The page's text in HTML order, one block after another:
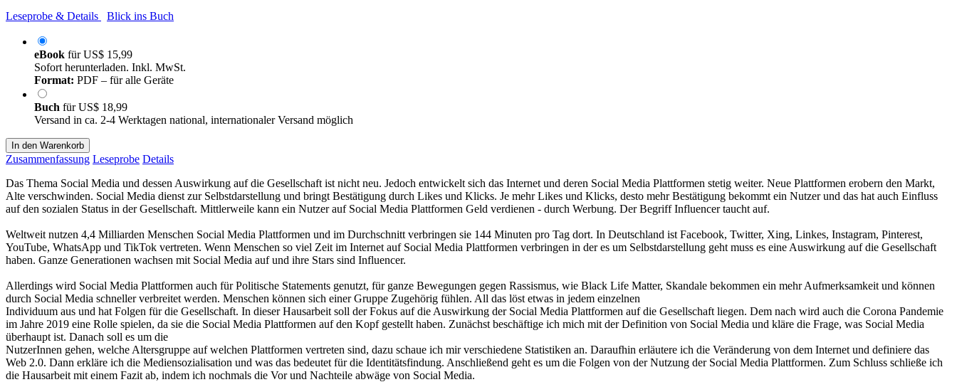
Leseprobe & Details
Blick ins Buch
eBook fürUS$ 15,99
Sofort herunterladen. Inkl. MwSt.
Format: PDF – für alle Geräte
Buch fürUS$ 18,99
Versand in ca. 2-4 Werktagen national, internationaler Versand möglich
In den Warenkorb
Zusammenfassung Leseprobe Details
Das Thema Social Media und dessen Auswirkung auf die Gesellschaft ist nicht neu. Jedoch entwickelt sich das Internet und deren Social Media Plattformen stetig weiter. Neue Plattformen erobern den Markt,
Alte verschwinden. Social Media dienst zur Selbstdarstellung und bringt Bestätigung durch Likes und Klicks. Je mehr Likes und Klicks, desto mehr Bestätigung bekommt ein Nutzer und das hat auch Einfluss
auf den sozialen Status in der Gesellschaft. Mittlerweile kann ein Nutzer auf Social Media Plattformen Geld verdienen - durch Werbung. Der Begriff Influencer taucht auf.
Weltweit nutzen 4,4 Milliarden Menschen Social Media Plattformen und im Durchschnitt verbringen sie 144 Minuten pro Tag dort. In Deutschland ist Facebook, Twitter, Xing, Linkes, Instagram, Pinterest,
YouTube, WhatsApp und TikTok vertreten. Wenn Menschen so viel Zeit im Internet auf Social Media Plattformen verbringen in der es um Selbstdarstellung geht muss es eine Auswirkung auf die Gesellschaft
haben. Ganze Generationen wachsen mit Social Media auf und ihre Stars sind Influencer.
Allerdings wird Social Media Plattformen auch für Politische Statements genutzt, für ganze Bewegungen gegen Rassismus, wie Black Life Matter, Skandale bekommen ein mehr Aufmerksamkeit und können
durch Social Media schneller verbreitet werden. Menschen können sich einer Gruppe Zugehörig fühlen. All das löst etwas in jedem einzelnen
Individuum aus und hat Folgen für die Gesellschaft. In dieser Hausarbeit soll der Fokus auf die Auswirkung der Social Media Plattformen auf die Gesellschaft liegen. Dem nach wird auch die Corona Pandemie
im Jahre 2019 eine Rolle spielen, da sie die Social Media Plattformen auf den Kopf gestellt haben. Zunächst beschäftige ich mich mit der Definition von Social Media und kläre die Frage, was Social Media
überhaupt ist. Danach soll es um die
NutzerInnen gehen, welche Altersgruppe auf welchen Plattformen vertreten sind, dazu schaue ich mir verschiedene Statistiken an. Daraufhin erläutere ich die Veränderung von dem Internet und definiere das
Web 2.0. Dann erkläre ich die Mediensozialisation und was das bedeutet für die Identitätsfindung. Anschließend geht es um die Folgen von der Nutzung der Social Media Plattformen. Zum Schluss schließe ich
die Hausarbeit mit einem Fazit ab, indem ich nochmals die Vor und Nachteile abwäge von Social Media.